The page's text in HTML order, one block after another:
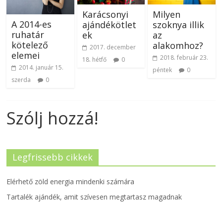
A 2014-es
ruhatár
kötelező
elemei
2014. január 15.
szerda
0
Karácsonyi
ajándékötlet
ek
2017. december
18. hétfő
0
Milyen
szoknya illik
az
alakomhoz?
2018. február 23.
péntek
0
Szólj hozzá!
Legfrissebb cikkek
Elérhető zöld energia mindenki számára
Tartalék ajándék, amit szívesen megtartasz magadnak